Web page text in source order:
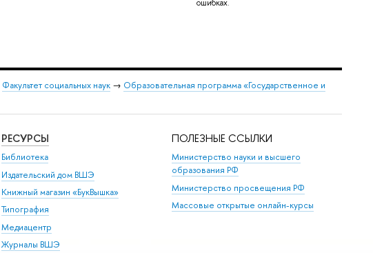
ошибках.
Факультет социальных наук→ Образовательная программа «Государственное и
РЕСУРСЫ
Библиотека
Издательский дом ВШЭ
Книжный магазин «БукВышка»
Типография
Медиацентр
Журналы ВШЭ
ПОЛЕЗНЫЕ ССЫЛКИ
Министерство науки и высшего
образования РФ
Министерство просвещения РФ
Массовые открытые онлайн-курсы